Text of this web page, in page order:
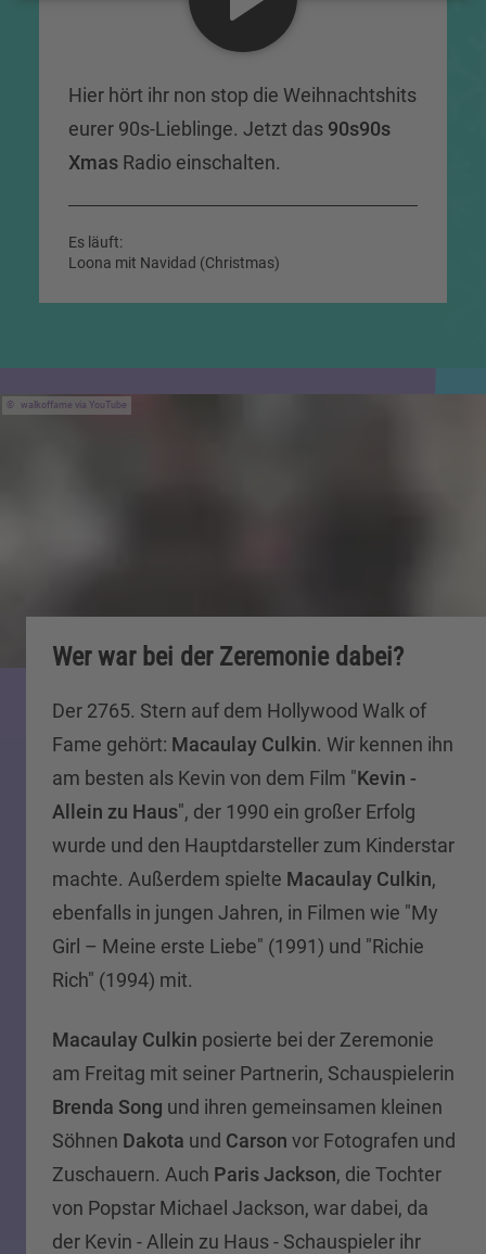
Hier hört ihr non stop die Weihnachtshits
eurer 90s-Lieblinge. Jetzt das 90s90s
Xmas Radio einschalten.
Es läuft:
Loona mit Navidad (Christmas)
walkoffame via YouTube
Wer war bei der Zeremonie dabei?
Der 2765. Stern auf dem Hollywood Walk of
Fame gehört: Macaulay Culkin. Wir kennen ihn
am besten als Kevin von dem Film "Kevin -
Allein zu Haus", der 1990 ein großer Erfolg
wurde und den Hauptdarsteller zum Kinderstar
machte. Außerdem spielte Macaulay Culkin,
ebenfalls in jungen Jahren, in Filmen wie "My
Girl – Meine erste Liebe" (1991) und "Richie
Rich" (1994) mit.
Macaulay Culkin posierte bei der Zeremonie
am Freitag mit seiner Partnerin, Schauspielerin
Brenda Song und ihren gemeinsamen kleinen
Söhnen Dakota und Carson vor Fotografen und
Zuschauern. Auch Paris Jackson, die Tochter
von Popstar Michael Jackson, war dabei, da
der Kevin - Allein zu Haus - Schauspieler ihr